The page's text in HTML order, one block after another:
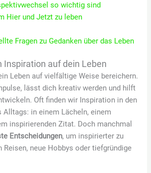
so wichtig sind
Hier und Jetzt zu leben
Fragen zu Gedanken über das Leben
Inspiration auf dein Leben
Leben auf vielfältige Weise bereichern.
lässt dich kreativ werden und hilft
Oft finden wir Inspiration in den
Alltags: in einem Lächeln, einem
inspirierenden Zitat. Doch manchmal
Entscheidungen, um inspirierter zu
Reisen, neue Hobbys oder tiefgründige